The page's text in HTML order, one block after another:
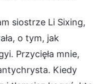
siostrze Li Sixing,
o tym, jak
Przycięła mnie,
Kiedy